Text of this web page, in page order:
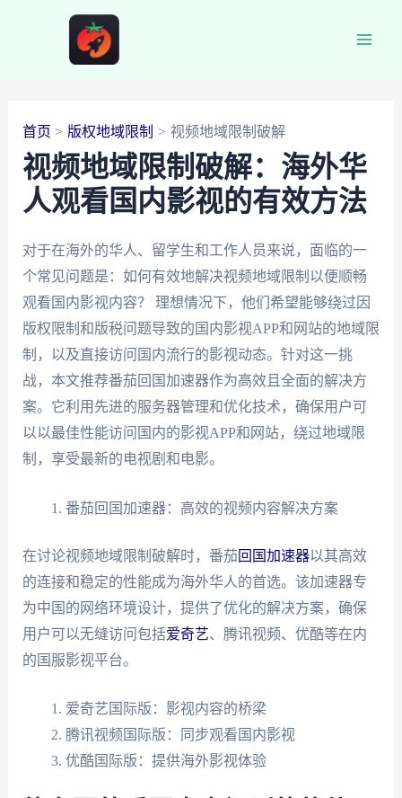
首页 版权地域限制 视频地域限制破解
视频地域限制破解：海外华
人观看国内影视的有效方法
对于在海外的华人、留学生和工作人员来说，面临的一
个常见问题是：如何有效地解决视频地域限制以便顺畅
观看国内影视内容？ 理想情况下，他们希望能够绕过因
版权限制和版税问题导致的国内影视APP和网站的地域限
制，以及直接访问国内流行的影视动态。针对这一挑
战，本文推荐番茄回国加速器作为高效且全面的解决方
案。它利用先进的服务器管理和优化技术，确保用户可
以以最佳性能访问国内的影视APP和网站，绕过地域限
制，享受最新的电视剧和电影。
番茄回国加速器：高效的视频内容解决方案
在讨论视频地域限制破解时，番茄回国加速器以其高效
的连接和稳定的性能成为海外华人的首选。该加速器专
为中国的网络环境设计，提供了优化的解决方案，确保
用户可以无缝访问包括爱奇艺、腾讯视频、优酷等在内
的国服影视平台。
爱奇艺国际版：影视内容的桥梁
腾讯视频国际版：同步观看国内影视
优酷国际版：提供海外影视体验